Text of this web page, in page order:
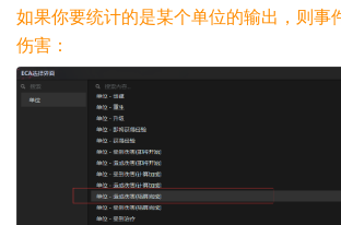
如果你要统计的是某个单位的输出，则事
伤害：